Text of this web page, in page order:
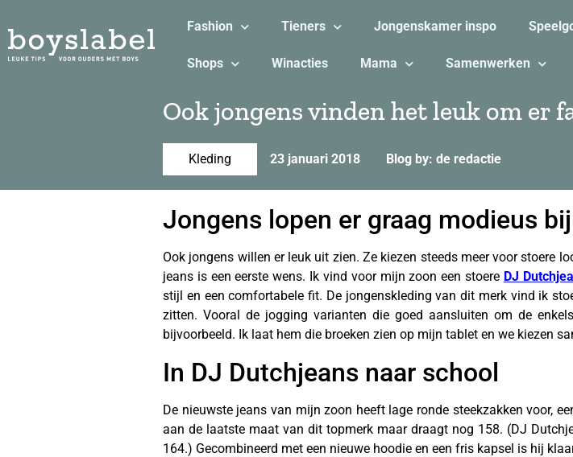
Fashion Tieners Jongenskamer inspo
Shops Winacties Mama Samenwerken
Ook jongens vinden het leuk om er
Kleding 23 januari 2018 Blog by: de redactie
Jongens lopen er graag modieus bij
Ook jongens willen er leuk uit zien. Ze kiezen steeds meer voor stoere
jeans is een eerste wens. Ik vind voor mijn zoon een stoere DJ
stijl en een comfortabele fit. De jongenskleding van dit merk vind ik
zitten. Vooral de jogging varianten die goed aansluiten om de
bijvoorbeeld. Ik laat hem die broeken zien op mijn tablet en we kiezen
In DJ Dutchjeans naar school
De nieuwste jeans van mijn zoon heeft lage ronde steekzakken voor,
aan de laatste maat van dit topmerk maar draagt nog 158. (DJ
164.) Gecombineerd met een nieuwe hoodie en een fris kapsel is hij